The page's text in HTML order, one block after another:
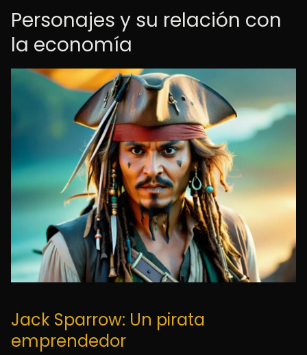
Personajes y su relación con
la economía
Jack Sparrow: Un pirata
emprendedor